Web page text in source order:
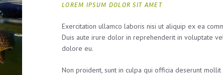
LOREM IPSUM DOLOR SIT AMET
Exercitation ullamco laboris nisi ut aliquip ex ea
Duis aute irure dolor in reprehenderit in voluptate
dolore eu.
Non proident, sunt in culpa qui officia deserunt mollit